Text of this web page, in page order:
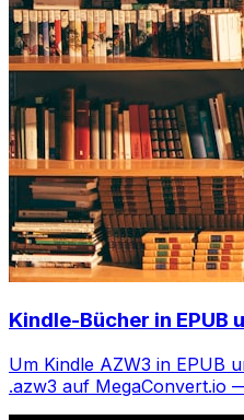
Kindle-Bücher in EPUB
Um Kindle AZW3 in EPUB
.azw3 auf MegaConvert.io